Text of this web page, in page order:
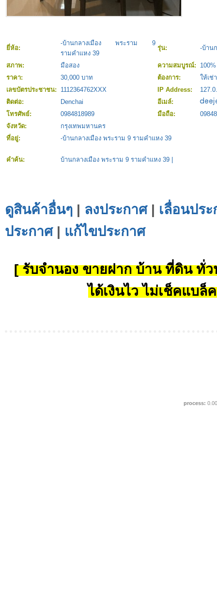
ยี่ห้อ:
-บ้านกลางเมือง พระราม 9
รามคำแหง 39
รุ่น: -บ้าน
สภาพ: มือสอง ความสมบูรณ์:
100%
ราคา:
30,000 บาท ต้องการ:
ให้เช่า
เลขบัตรประชาชน:
1112364762XXX IP Address:
ติดต่อ:
Denchai
อีเมล์:
โทรศัพย์:
0984818989 มือถือ:
จังหวัด:
กรุงเทพมหานคร
ที่อยู่:
-บ้านกลางเมือง พระราม 9 รามคำแหง 39
คำค้น: บ้านกลางเมือง พระราม 9 รามคำแหง 39
ดูสินค้าอื่นๆ | ลงประกาศ| เลื่อนปร
ประกาศ| แก้ไขประกาศ
[ รับจำนอง ขายฝาก บ้าน ที่ดิน ทั่ว
ได้เงินไว ไม่เช็คแบล็
process: